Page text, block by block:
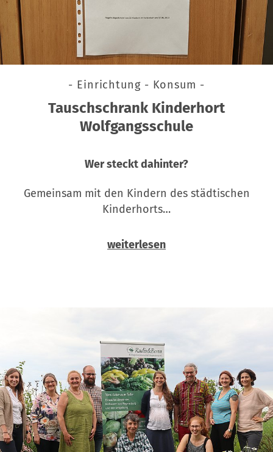
- Einrichtung - Konsum -
Tauschschrank Kinderhort
Wolfgangsschule
Wer steckt dahinter?
Gemeinsam mit den Kindern des städtischen
Kinderhorts…
weiterlesen